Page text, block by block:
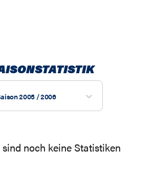
2005 / 2006
noch keine Statistiken